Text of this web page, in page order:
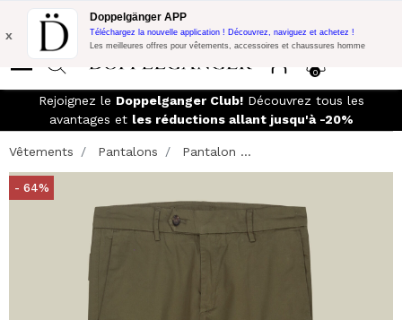
Promo Flash:10% de réduction supplémentaire sur 300$ d'achat
avec le code:
0
x
Doppelgänger APP
Téléchargez la nouvelle application ! Découvrez, naviguez et achetez !
Les meilleures offres pour vêtements, accessoires et chaussures homme
Rejoignez le Doppelganger Club!Découvrez tous les
avantages et les réductions allant jusqu'à -20%
Vêtements Pantalons Pantalon ...
- 64%